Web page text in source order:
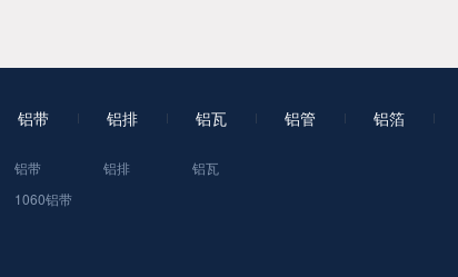
铝带
铝带
1060铝带
铝排
铝排
铝瓦
铝瓦
铝管 铝箔